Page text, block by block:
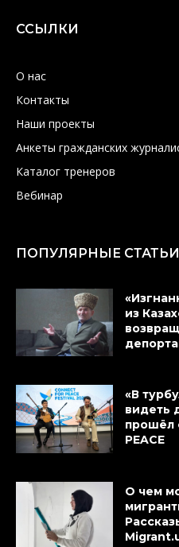
ССЫЛКИ
О нас
Контакты
Наши проекты
Анкеты гражданских
Каталог тренеров
Вебинар
ПОПУЛЯРНЫЕ СТАТЬИ
из
«В
видеть
прошёл
PEACE
О чем